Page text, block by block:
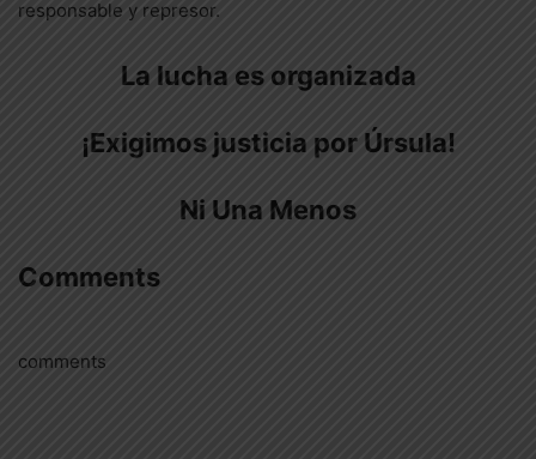
responsable y represor.
La lucha es organizada
¡Exigimos justicia por Úrsula!
Ni Una Menos
Comments
comments